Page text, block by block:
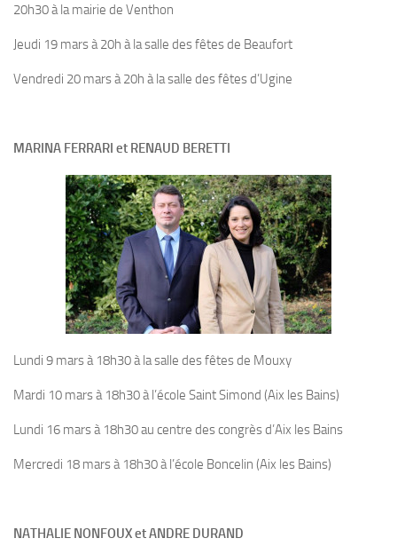
20h30 à la mairie de Venthon
Jeudi 19 mars à 20h à la salle des fêtes de Beaufort
Vendredi 20 mars à 20h à la salle des fêtes d’Ugine
MARINA FERRARI et RENAUD BERETTI
Lundi 9 mars à 18h30 à la salle des fêtes de Mouxy
Mardi 10 mars à 18h30 à l’école Saint Simond (Aix les Bains)
Lundi 16 mars à 18h30 au centre des congrès d’Aix les Bains
Mercredi 18 mars à 18h30 à l’école Boncelin (Aix les Bains)
NATHALIE NONFOUX et ANDRE DURAND